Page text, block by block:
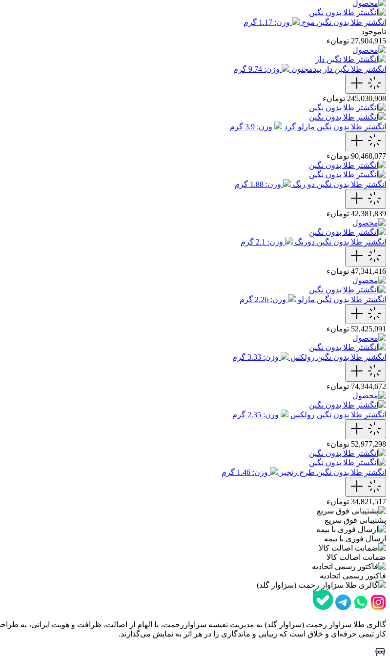
انگشتر طلا بدون نگین موج
وزن: 1.17 گرم
ناموجود
27,904,915 تومانء
انگشتر طلا نگین دار بیدمجنون وزن: 9.74 گرم
245,030,908 تومانء
انگشتر طلا بدون نگین مارلو گرد وزن: 3.9 گرم
90,468,077 تومانء
انگشتر طلا بدون نگین دو رنگ وزن: 1.88 گرم
42,381,839 تومانء
انگشتر طلا بدون نگین دورنگ وزن: 2.1 گرم
47,341,416 تومانء
انگشتر طلا بدون نگین مارلو وزن: 2.26 گرم
52,425,091 تومانء
انگشتر طلا بدون نگین رولکس وزن: 3.33 گرم
74,344,672 تومانء
انگشتر طلا بدون نگین رولکس وزن: 2.35 گرم
52,977,298 تومانء
انگشتر طلا بدون نگین طرح زنجیر وزن: 1.46 گرم
34,821,517 تومانء
پشتیبانی فوق سریع
ارسال فوری با بیمه
ضمانت اصالت کالا
فاکتور رسمی اتحادیه
گالری طلا سزاوار رحمت (سزاوار گلد) به مدیریت نفیسه سزاواررحمت، با الهام از اصالت، ظرافت و هویت ایرانی، به
کار تیمی حرفه‌ای و خلاق است که زیبایی و ماندگاری را در هر اثر به نمایش می‌گذارند.